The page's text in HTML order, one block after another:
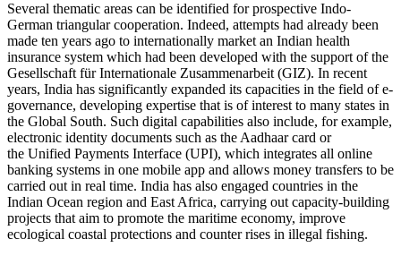
Several thematic areas can be identified for prospective Indo-
German triangular coopera­tion. Indeed, attempts had already been
made ten years ago to internationally market an Indian health
insurance system which had been developed with the support of the
Gesellschaft für Internationale Zu­sam­menarbeit (GIZ). In recent
years, India has significantly expanded its capacities in the field of e-
governance, developing exper­tise that is of interest to many states in
the Global South. Such digital capabilities also include, for example,
electronic identity documents such as the Aadhaar card or
the Unified Payments Interface (UPI), which integrates all online
banking systems in one mobile app and allows money transfers to be
carried out in real time. India has also engaged countries in the
Indian Ocean region and East Africa, carrying out capac­ity-building
projects that aim to promote the maritime economy, improve
ecological coastal protections and counter rises in illegal fishing.